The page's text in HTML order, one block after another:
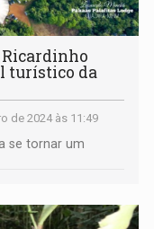
Ricardinho
turístico da
de 2024 às 11:49
se tornar um